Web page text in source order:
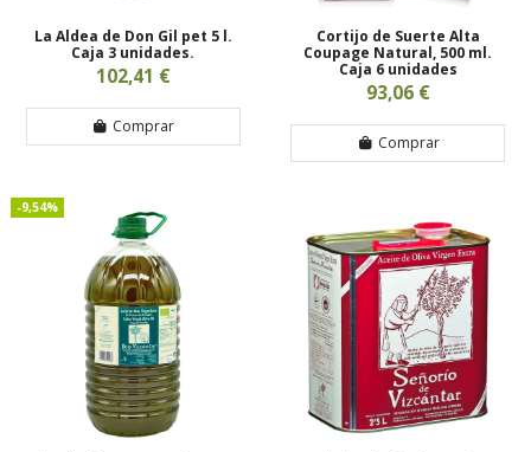
La Aldea de Don Gil pet 5 l.
Caja 3 unidades.
102,41 €
Comprar
Cortijo de Suerte Alta
Coupage Natural, 500 ml.
Caja 6 unidades
93,06 €
Comprar
-9,54%